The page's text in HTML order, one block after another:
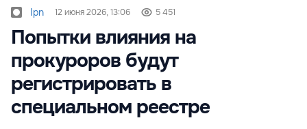
Ipn 12 июня 2026, 13:06 5 451
Попытки влияния на
прокуроров будут
регистрировать в
специальном реестре